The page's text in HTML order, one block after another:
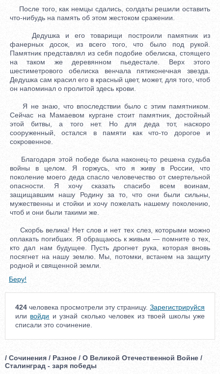
После того, как немцы сдались, солдаты решили оставить
что-нибудь на память об этом жестоком сражении.
Дедушка и его товарищи построили памятник из
фанерных досок, из всего того, что было под рукой.
Памятник представлял из себя подобие обелиска, стоящего
на таком же деревянном пьедестале. Верх этого
шестиметрового обелиска венчала пятиконечная звезда.
Дедушка сам красил его в красный цвет, может, для того, чтоб
он напоминал о пролитой здесь крови.
Я не знаю, что впоследствии было с этим памятником.
Сейчас на Мамаевом кургане стоит памятник, достойный
этой битвы, а того нет. Но для деда тот, наскоро
сооруженный, остался в памяти как что-то дорогое и
сокровенное.
Благодаря этой победе была наконец-то решена судьба
войны в целом. Я горжусь, что я живу в России, что
поколение моего деда спасло человечество от смертельной
опасности. Я хочу сказать спасибо всем воинам,
защищавшим нашу Родину за то, что они были сильны,
мужественны и стойки и хочу пожелать нашему поколению,
чтоб и они были такими же.
Скорбь велика! Нет слов и нет тех слез, которыми можно
оплакать погибших. Я обращаюсь к живым — помните о тех,
кто дал нам будущее. Пусть дрогнет рука, которая вновь
посягнет на нашу землю. Мы, потомки, встанем на защиту
родной и священной земли.
Беру!
424 человека просмотрели эту страницу. Зарегистрируйся
или войди и узнай сколько человек из твоей школы уже
списали это сочинение.
/ Сочинения / Разное / О Великой Отечественной Войне /
Сталинград - заря победы